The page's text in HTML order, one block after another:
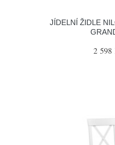
JÍDELNÍ ŽIDLE
2 598